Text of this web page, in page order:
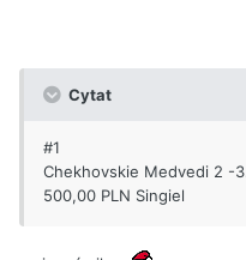
Cytat
#1
Chekhovskie Medvedi 2 -
500,00 PLN Singiel